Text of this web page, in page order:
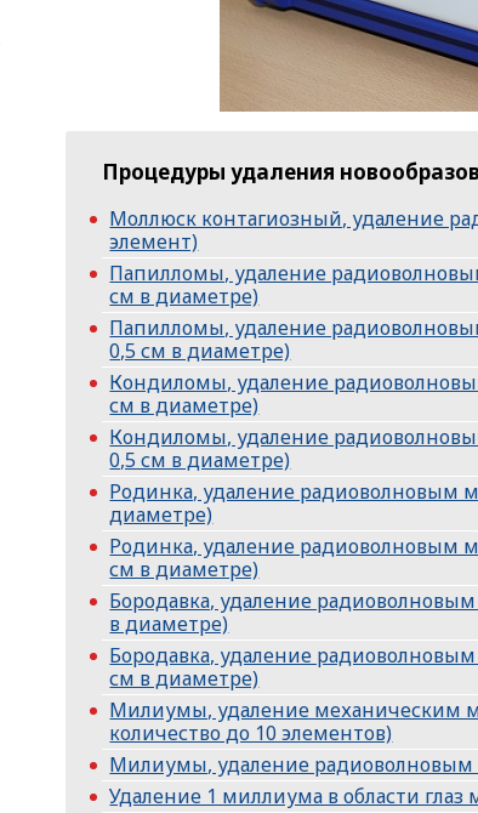
Процедуры удаления
Моллюск контагиозный, удаление
элемент)
Папилломы, удаление
см в диаметре)
Папилломы, удаление
0,5 см в диаметре)
Кондиломы, удаление
см в диаметре)
Кондиломы, удаление
0,5 см в диаметре)
Родинка, удаление радиоволновым
диаметре)
Родинка, удаление радиоволновым
см в диаметре)
Бородавка, удаление
в диаметре)
Бородавка, удаление
см в диаметре)
Милиумы, удаление механическим
количество до 10 элементов)
Милиумы, удаление радиоволновым
Удаление 1 миллиума в области